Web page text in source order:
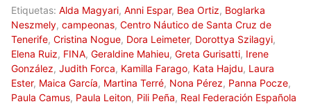
Etiquetas: Alda Magyari, Anni Espar, Bea Ortiz, Boglarka
Neszmely, campeonas, Centro Náutico de Santa Cruz de
Tenerife, Cristina Nogue, Dora Leimeter, Dorottya Szilagyi,
Elena Ruiz, FINA, Geraldine Mahieu, Greta Gurisatti, Irene
González, Judith Forca, Kamilla Farago, Kata Hajdu, Laura
Ester, Maica García, Martina Terré, Nona Pérez, Panna Pocze,
Paula Camus, Paula Leiton, Pili Peña, Real Federación Española